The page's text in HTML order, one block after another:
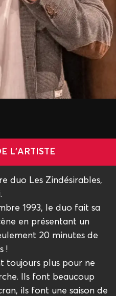
L'ARTISTE
duo Les Zindésirables,
1993, le duo fait sa
en présentant un
20 minutes de
!
toujours plus pour ne
Ils font beaucoup
ils font une saison de